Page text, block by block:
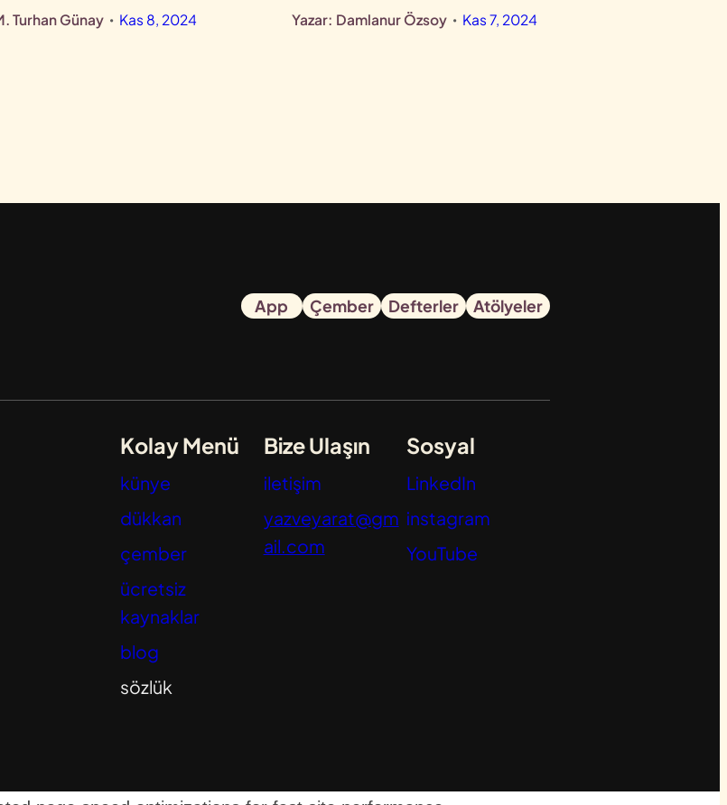
Turhan Günay • Kas 8, 2024 Yazar: Damlanur Özsoy • Kas 7, 2024
App Çember Defterler Atölyeler
Kolay Menü
künye
dükkan
çember
ücretsiz
kaynaklar
blog
sözlük
Bize Ulaşın
iletişim
yazveyarat@gm
ail.com
Sosyal
LinkedIn
instagram
YouTube